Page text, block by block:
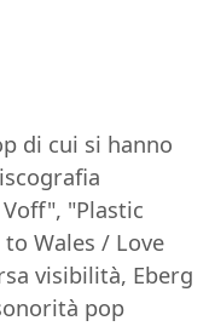
di cui si hanno
"Plastic
Wales / Love
visibilità, Eberg
pop